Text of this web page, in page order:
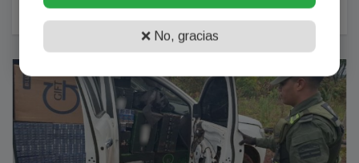
24 Julio, 2026
❌ No, gracias